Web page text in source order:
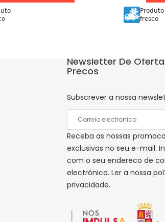
Produto
fresco
Newsletter De
Precos
Subscrever a nossa
Receba as nossas
exclusivas no seu e-mail.
com o seu endereco de
electrónico. Ler a nossa
privacidade.